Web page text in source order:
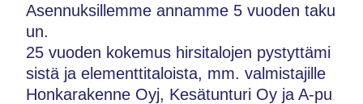
Asennuksillemme annamme 5 vuoden taku
un.
25 vuoden kokemus hirsitalojen pystyttämi
sistä ja elementtitaloista, mm. valmistajille
Honkarakenne Oyj, Kesätunturi Oy ja A-pu